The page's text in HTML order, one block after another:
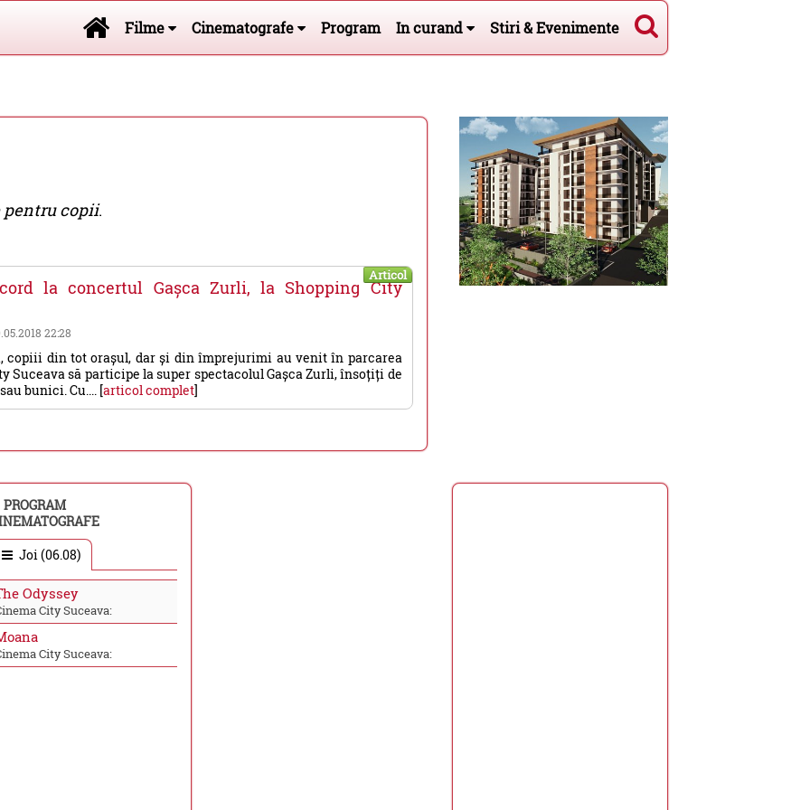
Filme Cinematografe Program In curand Stiri & Evenimente
copii.
Articol
la concertul Gașca Zurli, la Shopping City
22:28
copiii din tot orașul, dar și din împrejurimi au venit în parcarea
Suceava să participe la super spectacolul Gașca Zurli, însoțiți de
bunici. Cu.... [articol complet]
PROGRAM
Joi (06.08)
Odyssey
City Suceava:
City Suceava: